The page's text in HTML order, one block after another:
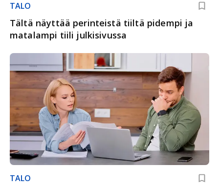
TALO
Tältä näyttää perinteistä tiiltä pidempi ja
matalampi tiili julkisivussa
TALO